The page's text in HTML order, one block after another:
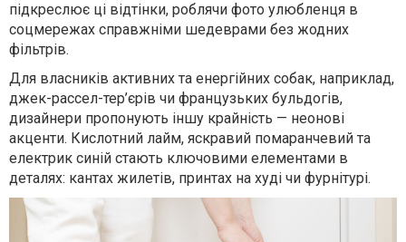
підкреслює ці відтінки, роблячи фото улюбленця в
соцмережах справжніми шедеврами без жодних
фільтрів.
Для власників активних та енергійних собак, наприклад,
джек-рассел-тер’єрів чи французьких бульдогів,
дизайнери пропонують іншу крайність — неонові
акценти. Кислотний лайм, яскравий помаранчевий та
електрик синій стають ключовими елементами в
деталях: кантах жилетів, принтах на худі чи фурнітурі.